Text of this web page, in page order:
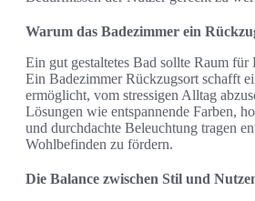
Warum das Badezimmer ein
Ein gut gestaltetes Bad sollte Raum für
Ein Badezimmer Rückzugsort schafft
ermöglicht, vom stressigen Alltag
Lösungen wie entspannende Farben,
und durchdachte Beleuchtung tragen
Wohlbefinden zu fördern.
Die Balance zwischen Stil und